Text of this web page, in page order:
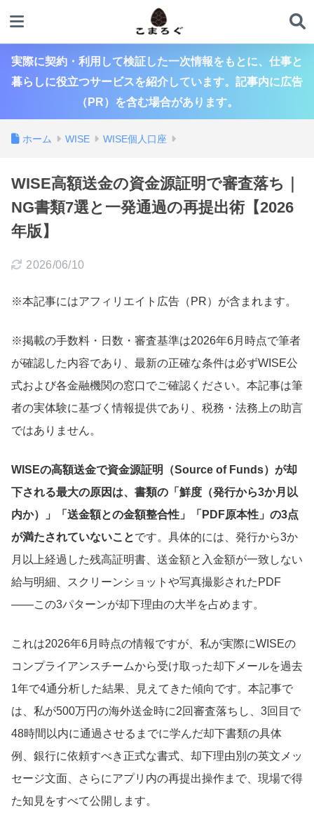
実際に契約・利用して検証した一次情報をもとに、仕事と
暮らしに役立つサービスを紹介しています。記事内に広告
（PR）を含む場合があります。
ホーム WISE WISE個人口座
WISE高額送金の資金源証明で審査落ち｜
NG書類7選と一発通過の再提出術【2026
年版】
2026/06/10
※本記事にはアフィリエイト広告（PR）が含まれます。
※掲載の手数料・日数・審査基準は2026年6月時点で筆者
が確認した内容であり、最新の正確な条件は必ずWISE公
式および各金融機関の窓口でご確認ください。本記事は筆
者の実体験に基づく情報提供であり、税務・法務上の助言
ではありません。
WISEの高額送金で資金源証明（Source of Funds）が却
下される最大の原因は、書類の「鮮度（発行から3か月以
内か）」「送金額との金額整合性」「PDF原本性」の3点
が満たされていないことです。具体的には、発行から3か
月以上経過した残高証明書、送金額と入金額が一致しない
給与明細、スクリーンショットや写真撮影されたPDF
——この3パターンが却下理由の大半を占めます。
これは2026年6月時点の情報ですが、私が実際にWISEの
コンプライアンスチームから受け取った却下メールを過去
1年で4通分析した結果、見えてきた傾向です。本記事で
は、私が500万円の海外送金時に2回審査落ちし、3回目で
48時間以内に通過させるまでに学んだ却下書類の具体
例、銀行に依頼すべき正式な書式、却下理由別の英文メッ
セージ文面、さらにアプリ内の再提出操作まで、現場で得
た知見をすべて公開します。